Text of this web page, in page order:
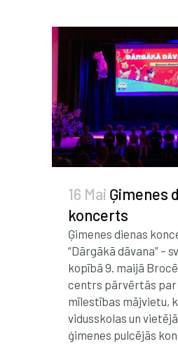
16 Mai Ģimenes
koncerts
Ģimenes dienas
“Dārgākā dāvana” –
kopībā 9. maijā
centrs pārvērtās par
mīlestības mājvietu,
vidusskolas un
ģimenes pulcējās